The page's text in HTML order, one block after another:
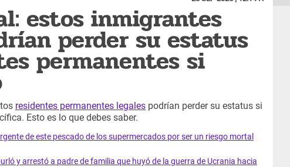
estos inmigrantes
perder su estatus
permanentes si
residentes permanentes legales podrían perder su estatus si
Esto es lo que debes saber.
de este pescado de los supermercados por ser un riesgo mortal
y arrestó a padre de familia que huyó de la guerra de Ucrania hacia